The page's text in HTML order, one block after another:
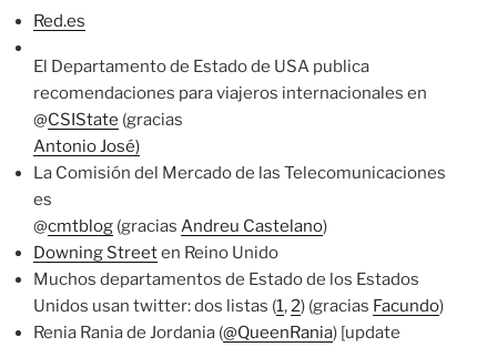
Red.es
El Departamento de Estado de USA publica
recomendaciones para viajeros internacionales en
@CSIState (gracias
Antonio José)
La Comisión del Mercado de las Telecomunicaciones
es
@cmtblog (gracias Andreu Castelano)
Downing Streeten Reino Unido
Muchos departamentos de Estado de los Estados
Unidos usan twitter: dos listas (1,2) (gracias Facundo)
Renia Rania de Jordania (@QueenRania) [update